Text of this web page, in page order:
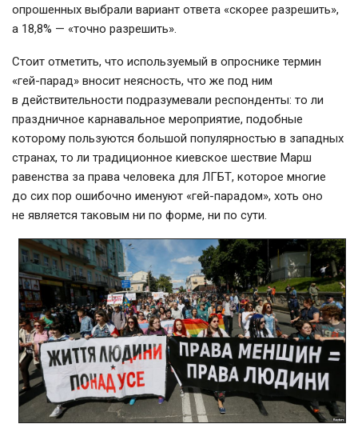
опрошенных выбрали вариант ответа «скорее разрешить»,
а 18,8% — «точно разрешить».
Стоит отметить, что используемый в опроснике термин
«гей-парад» вносит неясность, что же под ним
в действительности подразумевали респонденты: то ли
праздничное карнавальное мероприятие, подобные
которому пользуются большой популярностью в западных
странах, то ли традиционное киевское шествие Марш
равенства за права человека для ЛГБТ, которое многие
до сих пор ошибочно именуют «гей-парадом», хоть оно
не является таковым ни по форме, ни по сути.